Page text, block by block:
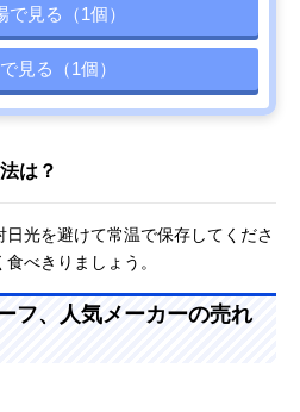
で見る（1個）
見る（1個）
は？
光を避けて常温で保存してくださ
べきりましょう。
フ、人気メーカーの売れ